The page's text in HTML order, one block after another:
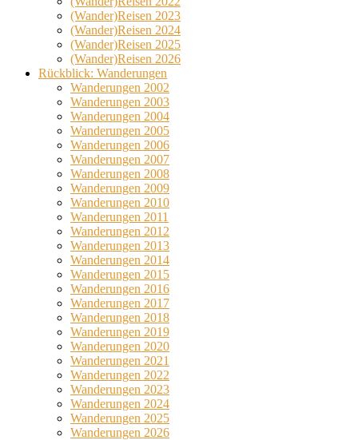
(Wander)Reisen 2023
(Wander)Reisen 2024
(Wander)Reisen 2025
(Wander)Reisen 2026
Rückblick: Wanderungen
Wanderungen 2002
Wanderungen 2003
Wanderungen 2004
Wanderungen 2005
Wanderungen 2006
Wanderungen 2007
Wanderungen 2008
Wanderungen 2009
Wanderungen 2010
Wanderungen 2011
Wanderungen 2012
Wanderungen 2013
Wanderungen 2014
Wanderungen 2015
Wanderungen 2016
Wanderungen 2017
Wanderungen 2018
Wanderungen 2019
Wanderungen 2020
Wanderungen 2021
Wanderungen 2022
Wanderungen 2023
Wanderungen 2024
Wanderungen 2025
Wanderungen 2026